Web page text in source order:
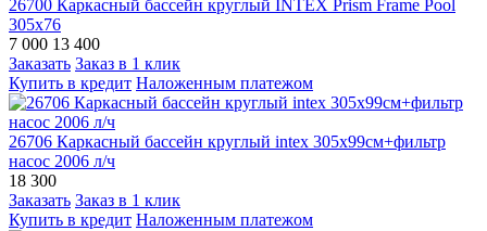
26700 Каркасный бассейн круглый INTEX Prism Frame Pool
305х76
7 000 13 400
Заказать Заказ в 1 клик
Купить в кредит Наложенным платежом
26706 Каркасный бассейн круглый intex 305х99см+фильтр
насос 2006 л/ч
18 300
Заказать Заказ в 1 клик
Купить в кредит Наложенным платежом